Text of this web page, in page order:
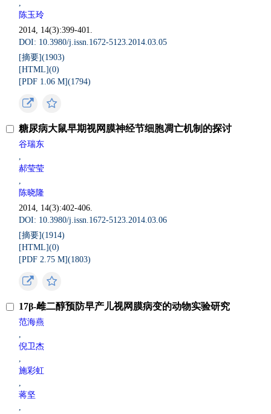
,
陈玉玲
2014, 14(3):399-401.
DOI: 10.3980/j.issn.1672-5123.2014.03.05
[摘要](1903)
[HTML](0)
[PDF 1.06 M](1794)
糖尿病大鼠早期视网膜神经节细胞凋亡机制的探讨
谷瑞东
,
郝莹莹
,
陈晓隆
2014, 14(3):402-406.
DOI: 10.3980/j.issn.1672-5123.2014.03.06
[摘要](1914)
[HTML](0)
[PDF 2.75 M](1803)
17β-雌二醇预防早产儿视网膜病变的动物实验研究
范海燕
,
倪卫杰
,
施彩虹
,
蒋坚
,